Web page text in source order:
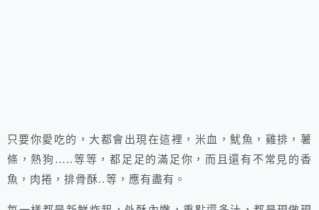
只要你愛吃的，大都會出現在這裡，米血，魷魚，雞排，薯
條，熱狗…..等等，都足足的滿足你，而且還有不常見的香
魚，肉捲，排骨酥..等，應有盡有。